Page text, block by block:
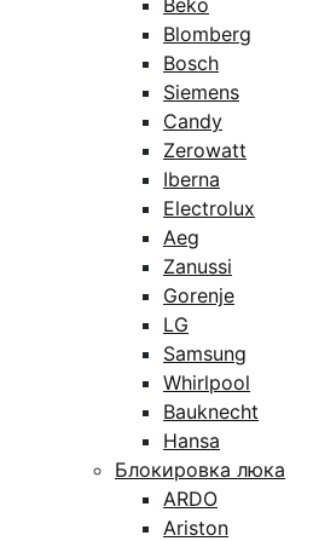
Beko
Blomberg
Bosch
Siemens
Candy
Zerowatt
Iberna
Electrolux
Aeg
Zanussi
Gorenje
LG
Samsung
Whirlpool
Bauknecht
Hansa
Блокировка люка
ARDO
Ariston